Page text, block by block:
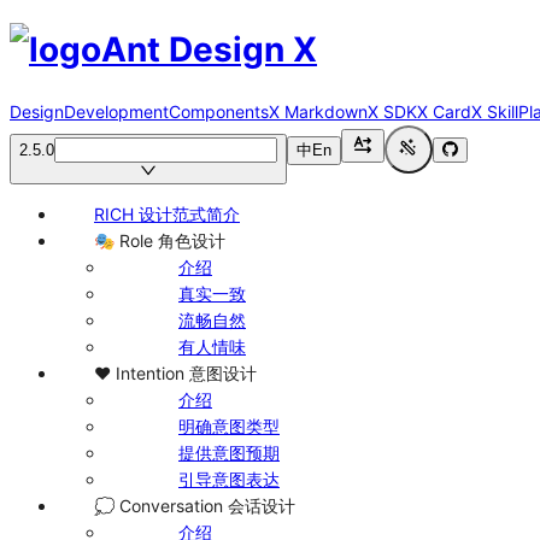
Ant Design X
DesignDevelopmentComponentsX MarkdownX SDKX CardX Skill
2.5.0 中En
RICH 设计范式简介
🎭 Role 角色设计
介绍
真实一致
流畅自然
有人情味
❤️ Intention 意图设计
介绍
明确意图类型
提供意图预期
引导意图表达
💭 Conversation 会话设计
介绍